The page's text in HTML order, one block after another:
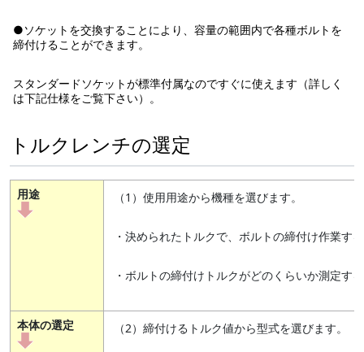
●ソケットを交換することにより、容量の範囲内で各種ボルトを
締付けることができます。
スタンダードソケットが標準付属なのですぐに使えます（詳しく
は下記仕様をご覧下さい）。
トルクレンチの選定
用途 （1）使用用途から機種を選びます。
・決められたトルクで、ボルトの締付け作業す
・ボルトの締付けトルクがどのくらいか測定す
本体の選定 （2）締付けるトルク値から型式を選びます。